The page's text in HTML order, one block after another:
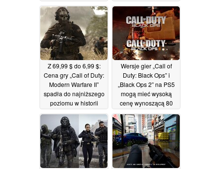
1080p przy 60 Hz
11/07/2026
04/07/2026
Z 69,99 $ do 6,99 $:
Cena gry „Call of Duty:
Modern Warfare II”
spadła do najniższego
poziomu w historii
wyprzedaży na
platformie Steam
02/07/2026
Wersje gier „Call of
Duty: Black Ops” i
„Black Ops 2” na PS5
mogą mieć wysoką
cenę wynoszącą 80
22/06/2026